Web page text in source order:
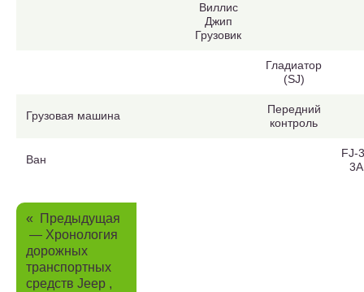
Виллис
Джип
Грузовик
Гладиатор
(SJ)
Грузовая машина
Передний
контроль
Ван
FJ-
3A
«
Предыдущая
— Хронология
дорожных
транспортных
средств Jeep ,